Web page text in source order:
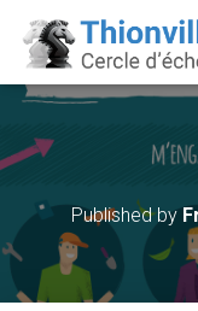
Published by